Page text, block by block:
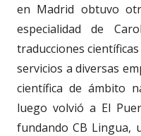
en Madrid obtuvo
especialidad de
traducciones
servicios a diversas
científica de ámbito
luego volvió a El
fundando CB Lingua,